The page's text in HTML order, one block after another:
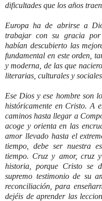
dificultades que los años
Europa ha de abrirse a
trabajar con su gracia
habían descubierto las
fundamental en este orden,
y moderna, de las que
literarias, culturales y
Ese Dios y ese hombre son
históricamente en Cristo. A
caminos hasta llegar a
acoge y orienta en las
amor llevado hasta el
tiempo, debe ser nuestra
tiempo. Cruz y amor, cruz
historia, porque Cristo se
supremo testimonio de su
reconciliación, para
dejéis de aprender las